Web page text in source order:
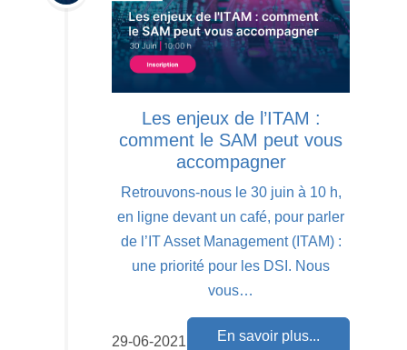
Les enjeux de l’ITAM :
comment le SAM peut vous
accompagner
Retrouvons-nous le 30 juin à 10 h,
en ligne devant un café, pour parler
de l’IT Asset Management (ITAM) :
une priorité pour les DSI. Nous
vous…
En savoir plus...
29-06-2021